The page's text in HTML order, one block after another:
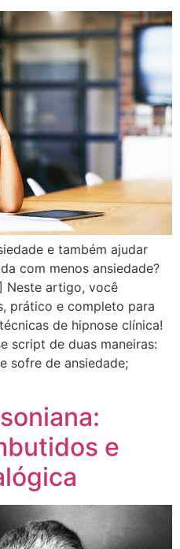
e também ajudar
com menos ansiedade?
Neste artigo, você
prático e completo para
de hipnose clínica!
script de duas maneiras:
sofre de ansiedade;
e